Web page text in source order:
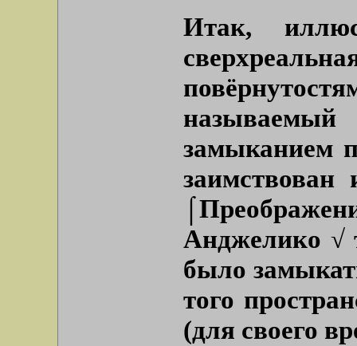
Итак,
замыканием
Анджелико √
было
того
(для своего